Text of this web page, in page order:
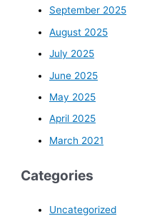
September 2025
August 2025
July 2025
June 2025
May 2025
April 2025
March 2021
Categories
Uncategorized